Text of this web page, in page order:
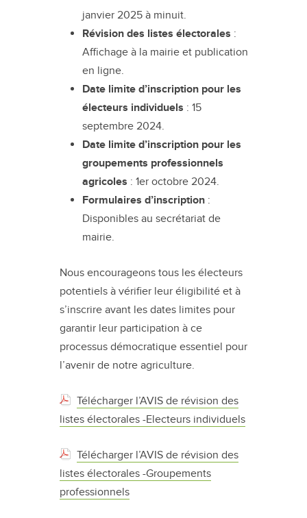
janvier 2025 à minuit.
Révision des listes électorales :
Affichage à la mairie et publication
en ligne.
Date limite d’inscription pour les
électeurs individuels : 15
septembre 2024.
Date limite d’inscription pour les
groupements professionnels
agricoles : 1er octobre 2024.
Formulaires d’inscription:
Disponibles au secrétariat de
mairie.
Nous encourageons tous les électeurs
potentiels à vérifier leur éligibilité et à
s’inscrire avant les dates limites pour
garantir leur participation à ce
processus démocratique essentiel pour
l’avenir de notre agriculture.
Télécharger l’AVIS de révision des
listes électorales -Electeurs individuels
Télécharger l’AVIS de révision des
listes électorales -Groupements
professionnels